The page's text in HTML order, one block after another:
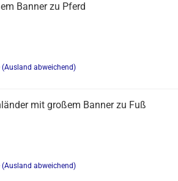
Banner zu Pferd
(Ausland abweichend)
mit großem Banner zu Fuß
(Ausland abweichend)